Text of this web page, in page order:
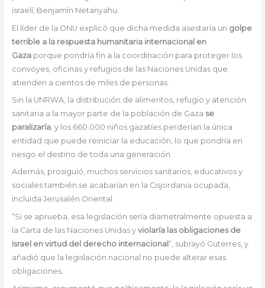
israelí, Benjamín Netanyahu.
El líder de la ONU explicó que dicha medida asestaría un golpe
terrible a la respuesta humanitaria internacional en
Gaza porque pondría fin a la coordinación para proteger los
convoyes, oficinas y refugios de las Naciones Unidas que
atienden a cientos de miles de personas.
Sin la UNRWA, la distribución de alimentos, refugio y atención
sanitaria a la mayor parte de la población de Gaza se
paralizaría, y los 660.000 niños gazatíes perderían la única
entidad que puede reiniciar la educación, lo que pondría en
riesgo el destino de toda una generación.
Además, prosiguió, muchos servicios sanitarios, educativos y
sociales también se acabarían en la Cisjordania ocupada,
incluida Jerusalén Oriental.
“Si se aprueba, esa legislación sería diametralmente opuesta a
la Carta de las Naciones Unidas y violaría las obligaciones de
Israel en virtud del derecho internacional ”, subrayó Guterres, y
añadió que la legislación nacional no puede alterar esas
obligaciones.